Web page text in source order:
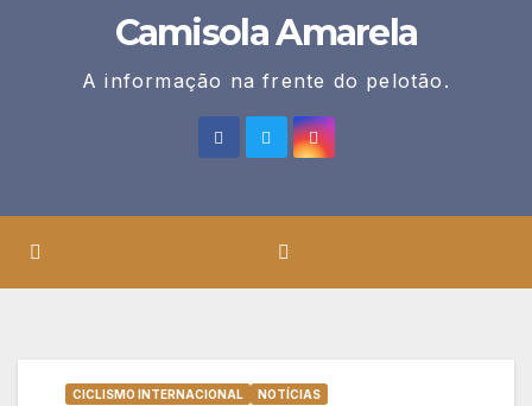
Camisola Amarela
A informação na frente do pelotão.
CICLISMO INTERNACIONAL NOTÍCIAS